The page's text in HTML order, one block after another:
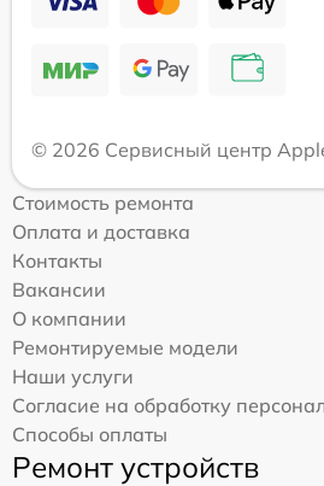
© 2026 Сервисный центр
Стоимость ремонта
Оплата и доставка
Контакты
Вакансии
О компании
Ремонтируемые модели
Наши услуги
Согласие на обработку
Способы оплаты
Ремонт устройств